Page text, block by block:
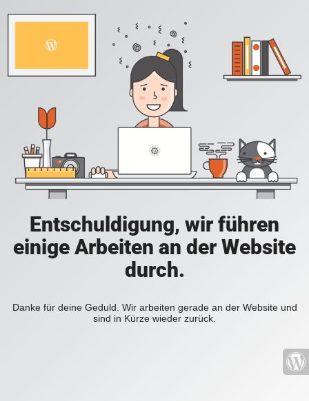
Entschuldigung, wir führen
einige Arbeiten an der Website
durch.
Danke für deine Geduld. Wir arbeiten gerade an der Website und
sind in Kürze wieder zurück.